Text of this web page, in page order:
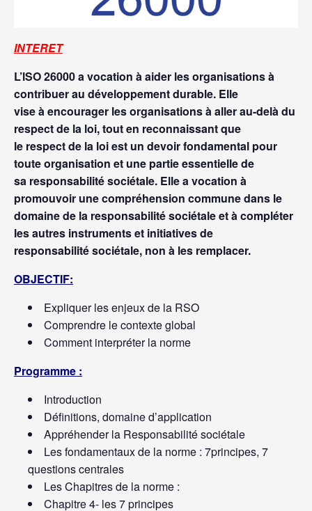
INTERET
L’lSO 26000 a vocation à aider les organisations à
contribuer au développement durable. Elle
vise à encourager les organisations à aller au-delà du
respect de la loi, tout en reconnaissant que
le respect de la loi est un devoir fondamental pour
toute organisation et une partie essentielle de
sa responsabilité sociétale. Elle a vocation à
promouvoir une compréhension commune dans le
domaine de la responsabilité sociétale et à compléter
les autres instruments et initiatives de
responsabilité sociétale, non à les remplacer.
OBJECTIF:
Expliquer les enjeux de la RSO
Comprendre le contexte global
Comment interpréter la norme
Programme :
Introduction
Définitions, domaine d’application
Appréhender la Responsabilité sociétale
Les fondamentaux de la norme : 7principes, 7
questions centrales
Les Chapitres de la norme :
Chapitre 4- les 7 principes